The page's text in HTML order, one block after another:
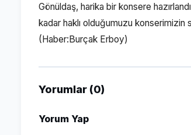
Gönüldaş, harika bir konsere
kadar haklı olduğumuzu
(Haber:Burçak Erboy)
Yorumlar (0)
Yorum Yap